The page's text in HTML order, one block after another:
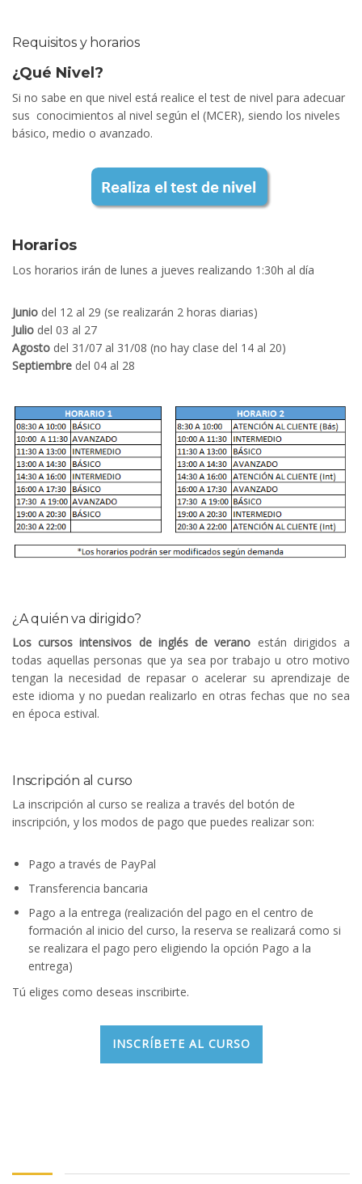
Requisitos y horarios
¿Qué Nivel?
Si no sabe en que nivel está realice el test de nivel para adecuar
sus conocimientos al nivel según el (MCER), siendo los niveles
básico, medio o avanzado.
Horarios
Los horarios irán de lunes a jueves realizando 1:30h al día
Junio del 12 al 29 (se realizarán 2 horas diarias)
Julio del 03 al 27
Agosto del 31/07 al 31/08 (no hay clase del 14 al 20)
Septiembre del 04 al 28
¿A quién va dirigido?
Los cursos intensivos de inglés de verano están dirigidos a
todas aquellas personas que ya sea por trabajo u otro motivo
tengan la necesidad de repasar o acelerar su aprendizaje de
este idioma y no puedan realizarlo en otras fechas que no sea
en época estival.
Inscripción al curso
La inscripción al curso se realiza a través del botón de
inscripción, y los modos de pago que puedes realizar son:
Pago a través de PayPal
Transferencia bancaria
Pago a la entrega (realización del pago en el centro de
formación al inicio del curso, la reserva se realizará como si
se realizara el pago pero eligiendo la opción Pago a la
entrega)
Tú eliges como deseas inscribirte.
INSCRÍBETE AL CURSO